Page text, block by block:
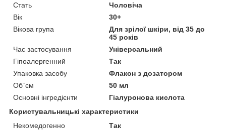
Стать
Чоловіча
Вік
30+
Вікова група
Для зрілої шкіри, від 35 до
45 років
Час застосування
Універсальний
Гіпоалергенний
Так
Упаковка засобу
Флакон з дозатором
Об`єм
50 мл
Основні інгредієнти
Гіалуронова кислота
Користувальницькі характеристики
Некомедогенно
Так